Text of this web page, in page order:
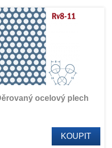
ocelový plech
KOUPIT